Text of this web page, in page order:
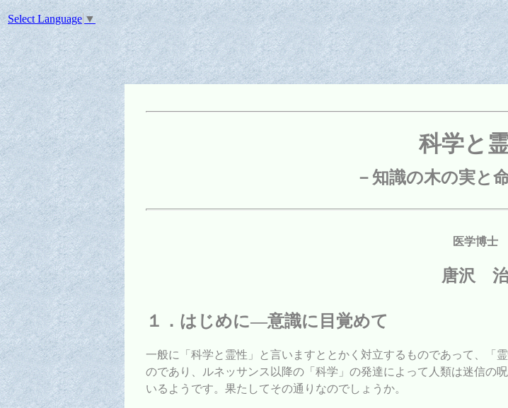
Select Language ▼
科学と
－知識の木の実と
医学博士
唐沢
１．はじめに―意識に目覚めて
一般に「科学と霊性」と言いますととかく対立するものであって、「
のであり、ルネッサンス以降の「科学」の発達によって人類は迷信の
いるようです。果たしてその通りなのでしょうか。